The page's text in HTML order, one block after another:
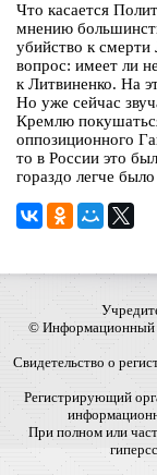
Что касается
мнению
убийство к
вопрос: имеет ли
к Литвиненко. На
Но уже сейчас
Кремлю
оппозиционного
то в России это
гораздо легче
© Информационный
Свидетельство о
Регистрирующий
При полном или